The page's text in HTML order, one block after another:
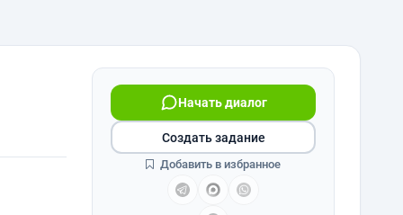
Начать диалог
Создать задание
Добавить в избранное